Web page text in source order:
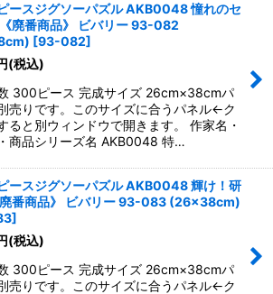
絞り込む
スジグソーパズル AKB0048 憧れのセ
廃番商品》 ビバリー 93-082
[93-082]
(税込)
300ピース 完成サイズ 26cm×38cmパ
売りです。このサイズに合うパネル←ク
ると別ウィンドウで開きます。 作家名・
商品シリーズ名 AKB0048 特…
スジグソーパズル AKB0048 輝け！研
番商品》 ビバリー 93-083 (26×38cm)
]
(税込)
300ピース 完成サイズ 26cm×38cmパ
売りです。このサイズに合うパネル←ク